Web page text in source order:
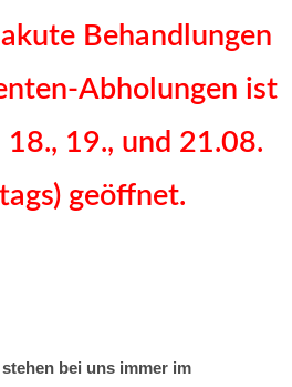
Behandlungen
Abholungen ist
18., 19., und 21.08.
geöffnet.
bei uns immer im